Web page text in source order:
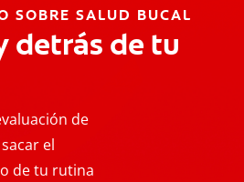
SOBRE SALUD BUCAL
detrás de tu
de
el
de tu rutina